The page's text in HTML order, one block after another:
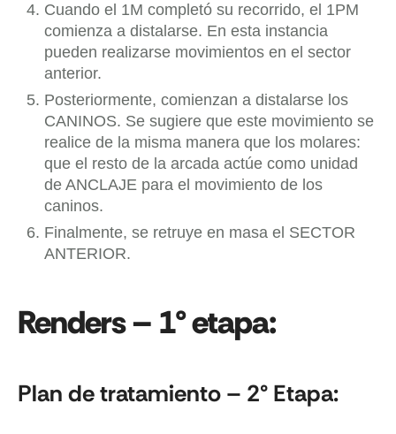
Cuando el 1M completó su recorrido, el 1PM
comienza a distalarse. En esta instancia
pueden realizarse movimientos en el sector
anterior.
Posteriormente, comienzan a distalarse los
CANINOS. Se sugiere que este movimiento se
realice de la misma manera que los molares:
que el resto de la arcada actúe como unidad
de ANCLAJE para el movimiento de los
caninos.
Finalmente, se retruye en masa el SECTOR
ANTERIOR.
Renders – 1° etapa:
Plan de tratamiento – 2° Etapa: